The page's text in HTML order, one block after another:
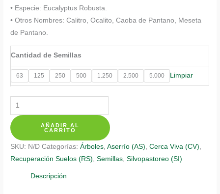
$ 8.350
• Especie: Eucalyptus Robusta.
• Otros Nombres: Calitro, Ocalito, Caoba de Pantano, Meseta
de Pantano.
Cantidad de Semillas
63 125 250 500 1.250 2.500 5.000 Limpiar
Semillas
Orgánicas
De
Árbol
Eucalipto
Robusta
cantidad
AÑADIR AL
CARRITO
SKU: N/D Categorías:Árboles ,Aserrío (AS) ,Cerca Viva (CV)
Recuperación Suelos (RS) ,Semillas ,Silvopastoreo (SI)
Descripción